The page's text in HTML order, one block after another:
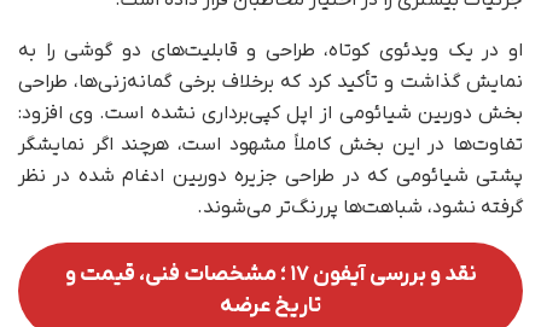
او در یک ویدئوی کوتاه، طراحی و قابلیت‌های دو گوشی را به
نمایش گذاشت و تأکید کرد که برخلاف برخی گمانه‌زنی‌ها، طراحی
بخش دوربین شیائومی از اپل کپی‌برداری نشده است. وی افزود:
تفاوت‌ها در این بخش کاملاً مشهود است، هرچند اگر نمایشگر
پشتی شیائومی که در طراحی جزیره دوربین ادغام شده در نظر
گرفته نشود، شباهت‌ها پررنگ‌تر می‌شوند.
نقد و بررسی آیفون ۱۷ ؛ مشخصات فنی، قیمت و
تاریخ عرضه